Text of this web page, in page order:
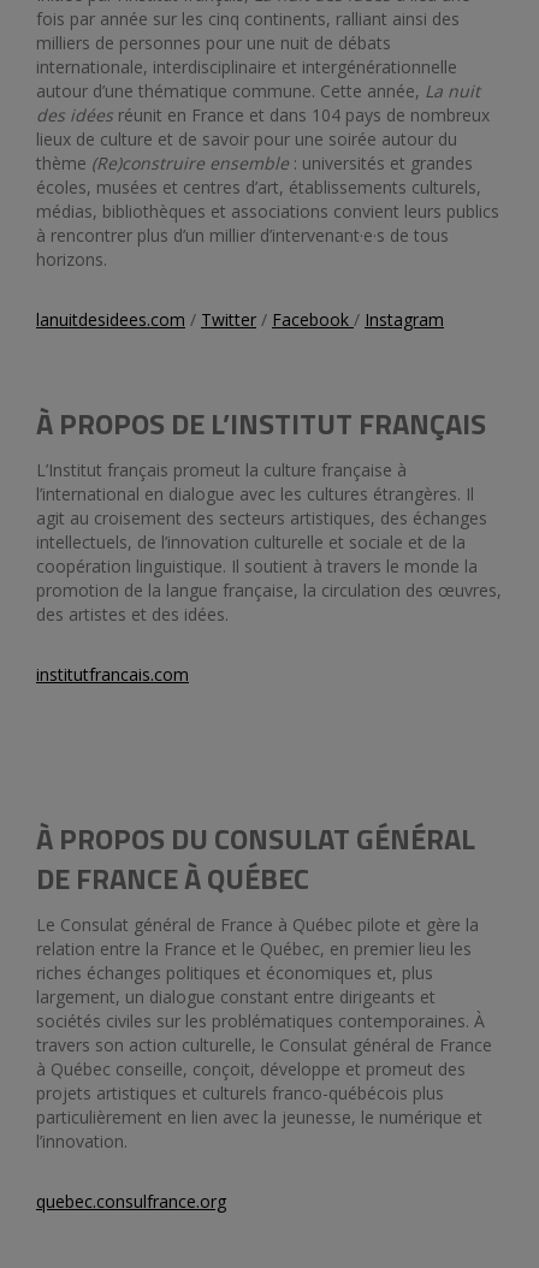
fois par année sur les cinq continents, ralliant ainsi des
milliers de personnes pour une nuit de débats
internationale, interdisciplinaire et intergénérationnelle
autour d’une thématique commune. Cette année, La nuit
des idées réunit en France et dans 104 pays de nombreux
lieux de culture et de savoir pour une soirée autour du
thème (Re)construire ensemble : universités et grandes
écoles, musées et centres d’art, établissements culturels,
médias, bibliothèques et associations convient leurs publics
à rencontrer plus d’un millier d’intervenant·e·s de tous
horizons.
lanuitdesidees.com / Twitter / Facebook / Instagram
À PROPOS DE L’INSTITUT FRANÇAIS
L’Institut français promeut la culture française à
l’international en dialogue avec les cultures étrangères. Il
agit au croisement des secteurs artistiques, des échanges
intellectuels, de l’innovation culturelle et sociale et de la
coopération linguistique. Il soutient à travers le monde la
promotion de la langue française, la circulation des œuvres,
des artistes et des idées.
institutfrancais.com
À PROPOS DU CONSULAT GÉNÉRAL
DE FRANCE À QUÉBEC
Le Consulat général de France à Québec pilote et gère la
relation entre la France et le Québec, en premier lieu les
riches échanges politiques et économiques et, plus
largement, un dialogue constant entre dirigeants et
sociétés civiles sur les problématiques contemporaines. À
travers son action culturelle, le Consulat général de France
à Québec conseille, conçoit, développe et promeut des
projets artistiques et culturels franco-québécois plus
particulièrement en lien avec la jeunesse, le numérique et
l’innovation.
quebec.consulfrance.org